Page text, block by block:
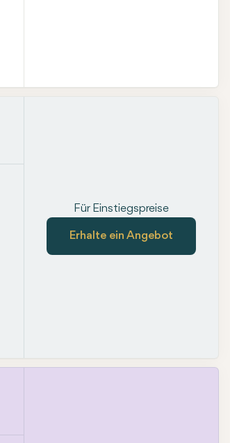
Für Einstiegspreise
Erhalte ein Angebot